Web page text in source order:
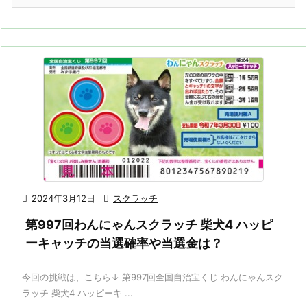
 2024年3月12日  スクラッチ
第997回わんにゃんスクラッチ 柴犬4 ハッピ
ーキャッチの当選確率や当選金は？
今回の挑戦は、こちら↓ 第997回全国自治宝くじ わんにゃんスク
ラッチ 柴犬4 ハッピーキ ...